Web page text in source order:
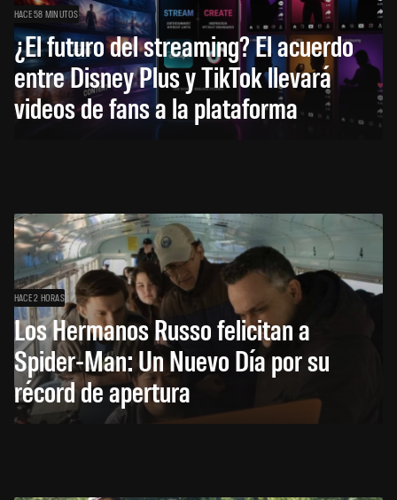
HACE 58 MINUTOS
¿El futuro del streaming? El acuerdo
entre Disney Plus y TikTok llevará
videos de fans a la plataforma
HACE 2 HORAS
Los Hermanos Russo felicitan a
Spider-Man: Un Nuevo Día por su
récord de apertura